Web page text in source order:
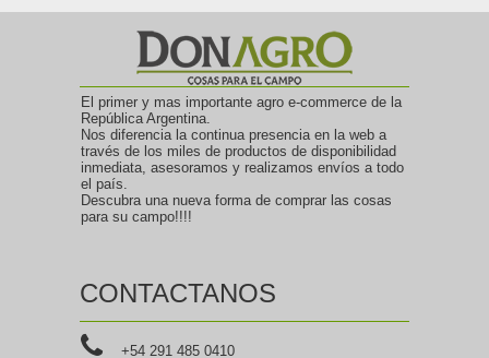
El primer y mas importante agro e-commerce de la
República Argentina.
Nos diferencia la continua presencia en la web a
través de los miles de productos de disponibilidad
inmediata, asesoramos y realizamos envíos a todo
el país.
Descubra una nueva forma de comprar las cosas
para su campo!!!!
CONTACTANOS
+54 291 485 0410